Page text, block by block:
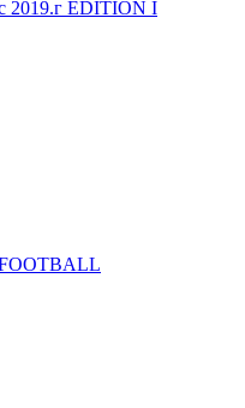
2019.г EDITION I